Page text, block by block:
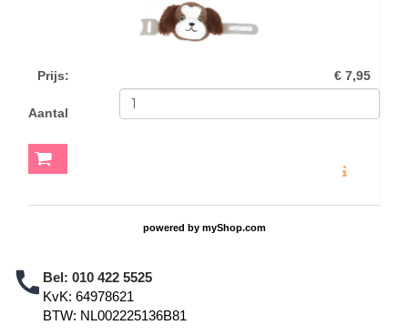
Prijs: € 7,95
Aantal
powered by myShop.com
Bel: 010 422 5525
KvK: 64978621
BTW: NL002225136B81